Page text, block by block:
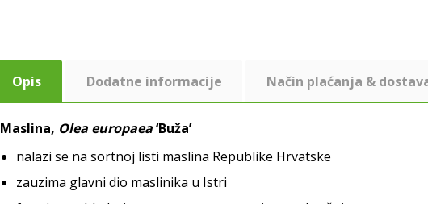
Opis Dodatne informacije Način plaćanja &
Maslina, Olea europaea‘Buža’
nalazi se na sortnoj listi maslina Republike Hrvatske
zauzima glavni dio maslinika u Istri